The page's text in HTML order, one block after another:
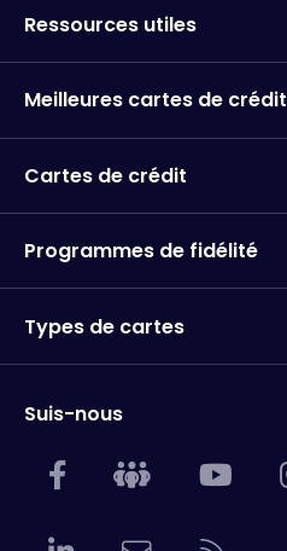
Ressources utiles
Meilleures cartes de crédit
Cartes de crédit
Programmes de fidélité
Types de cartes
Suis-nous